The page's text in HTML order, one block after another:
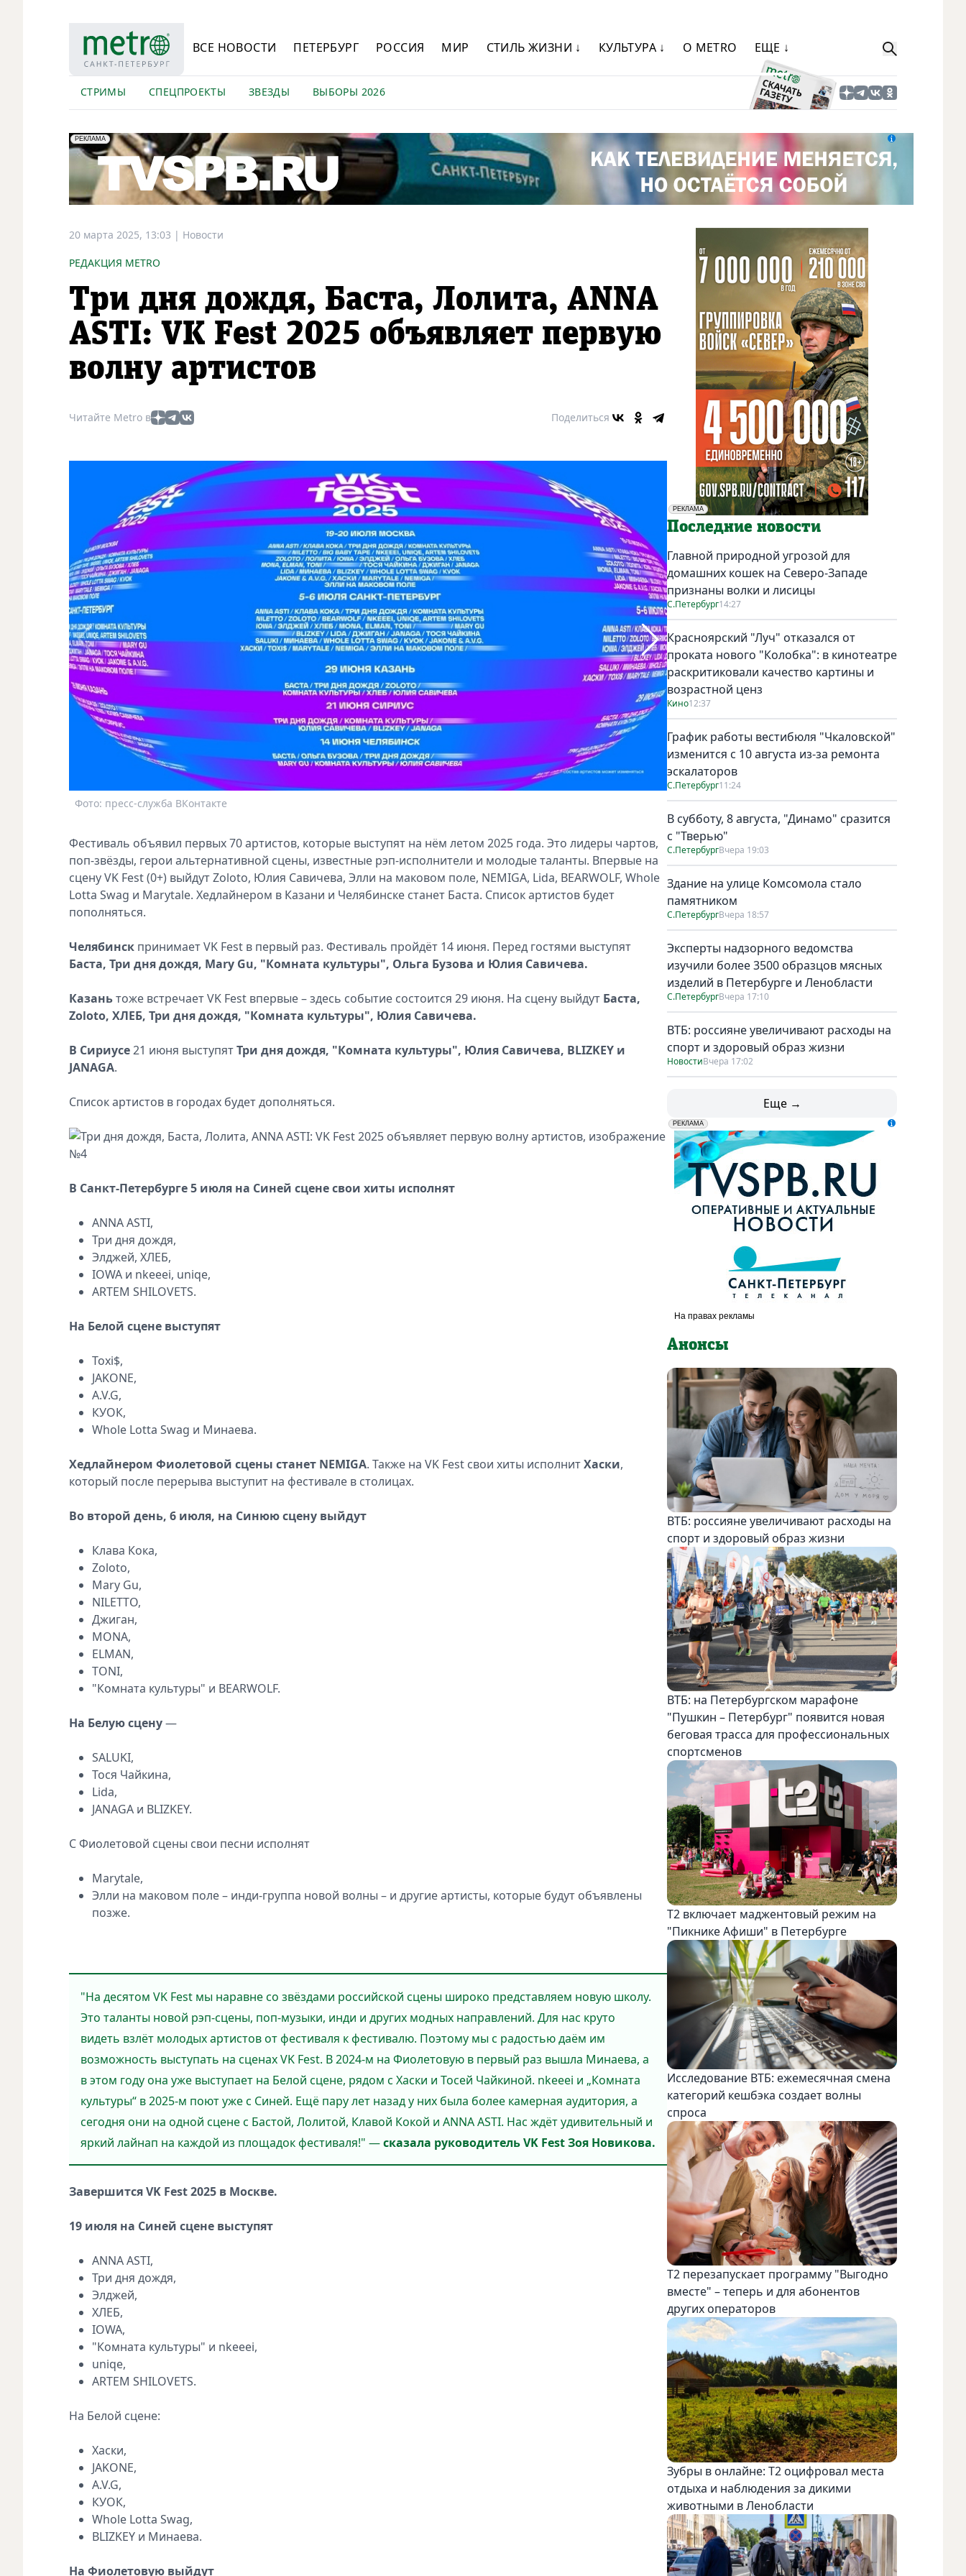
ВСЕ НОВОСТИ ПЕТЕРБУРГ РОССИЯ МИР СТИЛЬ ЖИЗНИ ↓ КУЛЬТУРА ↓ О METRO ЕЩЕ ↓
СТРИМЫ СПЕЦПРОЕКТЫ ЗВЕЗДЫ ВЫБОРЫ 2026
erid: LdtCK5Efv
РЕКЛАМА
АО "ГАТР", ИНН: 7841320717
20 марта 2025, 13:03 | Новости
РЕДАКЦИЯ METRO
Три дня дождя, Баста, Лолита, ANNA
ASTI: VK Fest 2025 объявляет первую
волну артистов
Читайте Metro в Поделиться
Фото: пресс-служба ВКонтакте
Фото: пресс-служба ВКонтакте
Фестиваль объявил первых 70 артистов, которые выступят на нём летом 2025 года. Это лидеры чартов,
поп-звёзды, герои альтернативной сцены, известные рэп-исполнители и молодые таланты. Впервые на
сцену VK Fest (0+) выйдут Zoloto, Юлия Савичева, Элли на маковом поле, NEMIGA, Lida, BEARWOLF, Whole
Lotta Swag и Marytale. Хедлайнером в Казани и Челябинске станет Баста. Список артистов будет
пополняться.
Челябинск принимает VK Fest в первый раз. Фестиваль пройдёт 14 июня. Перед гостями выступят
Баста, Три дня дождя, Mary Gu, "Комната культуры", Ольга Бузова и Юлия Савичева.
Казаньтоже встречает VK Fest впервые – здесь событие состоится 29 июня. На сцену выйдут Баста,
Zoloto, ХЛЕБ, Три дня дождя, "Комната культуры", Юлия Савичева.
В Сириусе21 июня выступятТри дня дождя, "Комната культуры", Юлия Савичева, BLIZKEY и
JANAGA.
Список артистов в городах будет дополняться.
В Санкт-Петербурге 5 июля на Синей сцене свои хиты исполнят
ANNA ASTI,
Три дня дождя,
Элджей, ХЛЕБ,
IOWA и nkeeei, uniqe,
ARTEM SHILOVETS.
На Белой сцене выступят
Toxi$,
JAKONE,
A.V.G,
КУОК,
Whole Lotta Swag и Минаева.
Хедлайнером Фиолетовой сцены станет NEMIGA. Также на VK Fest свои хиты исполнитХаски,
который после перерыва выступит на фестивале в столицах.
Во второй день, 6 июля, на Синюю сцену выйдут
Клава Кока,
Zoloto,
Mary Gu,
NILETTO,
Джиган,
MONA,
ELMAN,
TONI,
"Комната культуры" и BEARWOLF.
На Белую сцену—
SALUKI,
Тося Чайкина,
Lida,
JANAGA и BLIZKEY.
С Фиолетовой сцены свои песни исполнят
Marytale,
Элли на маковом поле – инди-группа новой волны – и другие артисты, которые будут объявлены
позже.
"На десятом VK Fest мы наравне со звёздами российской сцены широко представляем новую школу.
Это таланты новой рэп-сцены, поп-музыки, инди и других модных направлений. Для нас круто
видеть взлёт молодых артистов от фестиваля к фестивалю. Поэтому мы с радостью даём им
возможность выступать на сценах VK Fest. В 2024-м на Фиолетовую в первый раз вышла Минаева, а
в этом году она уже выступает на Белой сцене, рядом с Хаски и Тосей Чайкиной. nkeeei и „Комната
культуры“ в 2025-м поют уже с Синей. Ещё пару лет назад у них была более камерная аудитория, а
сегодня они на одной сцене с Бастой, Лолитой, Клавой Кокой и ANNA ASTI. Нас ждёт удивительный и
яркий лайнап на каждой из площадок фестиваля!" —сказала руководитель VK Fest Зоя Новикова.
Завершится VK Fest 2025 в Москве.
19 июля на Синей сцене выступят
ANNA ASTI,
Три дня дождя,
Элджей,
ХЛЕБ,
IOWA,
"Комната культуры" и nkeeei,
uniqe,
ARTEM SHILOVETS.
На Белой сцене:
Хаски,
JAKONE,
A.V.G,
КУОК,
Whole Lotta Swag,
BLIZKEY и Минаева.
На Фиолетовую выйдут
РЕКЛАМА
Социальная реклама
Последние новости
Главной природной угрозой для
домашних кошек на Северо-Западе
признаны волки и лисицы
С.Петербург14:27
Красноярский "Луч" отказался от
проката нового "Колобка": в кинотеатре
раскритиковали качество картины и
возрастной ценз
Кино12:37
График работы вестибюля "Чкаловской"
изменится с 10 августа из-за ремонта
эскалаторов
С.Петербург11:24
В субботу, 8 августа, "Динамо" сразится
с "Тверью"
С.ПетербургВчера 19:03
Здание на улице Комсомола стало
памятником
С.ПетербургВчера 18:57
Эксперты надзорного ведомства
изучили более 3500 образцов мясных
изделий в Петербурге и Ленобласти
С.ПетербургВчера 17:10
ВТБ: россияне увеличивают расходы на
спорт и здоровый образ жизни
НовостиВчера 17:02
Еще →
erid: LdtCK5udn
РЕКЛАМА
АО "ГАТР", ИНН: 7841320717
Анонсы
ВТБ: россияне увеличивают расходы на
спорт и здоровый образ жизни
ВТБ: на Петербургском марафоне
"Пушкин – Петербург" появится новая
беговая трасса для профессиональных
спортсменов
Т2 включает маджентовый режим на
"Пикнике Афиши" в Петербурге
Исследование ВТБ: ежемесячная смена
категорий кешбэка создает волны
спроса
Т2 перезапускает программу "Выгодно
вместе" – теперь и для абонентов
других операторов
Зубры в онлайне: Т2 оцифровал места
отдыха и наблюдения за дикими
животными в Ленобласти